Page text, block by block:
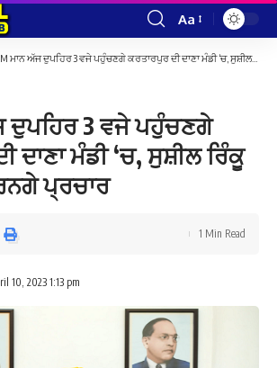
Font
Resizer
Aa
ਮਾਨ ਅੱਜ ਦੁਪਹਿਰ 3 ਵਜੇ ਪਹੁੰਚਣਗੇ ਕਰਤਾਰਪੁਰ ਦੀ ਦਾਣਾ ਮੰਡੀ ‘ਚ, ਸੁਸ਼ੀਲ ਰਿੰਕੂ ਦੇ ਹੱਕ ‘ਚ ਕਰਨਗੇ ਪ੍ਰਚਾਰ
ਦੁਪਹਿਰ 3 ਵਜੇ ਪਹੁੰਚਣਗੇ
ਦਾਣਾ ਮੰਡੀ ‘ਚ, ਸੁਸ਼ੀਲ ਰਿੰਕੂ
ਪ੍ਰਚਾਰ
10, 2023 1:13 pm
1 Min Read